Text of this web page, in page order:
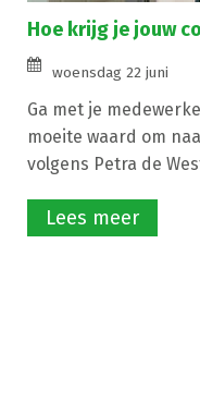
Hoe krijg je jouw
woensdag 22 juni
Ga met je
moeite waard om
volgens Petra de
Lees meer